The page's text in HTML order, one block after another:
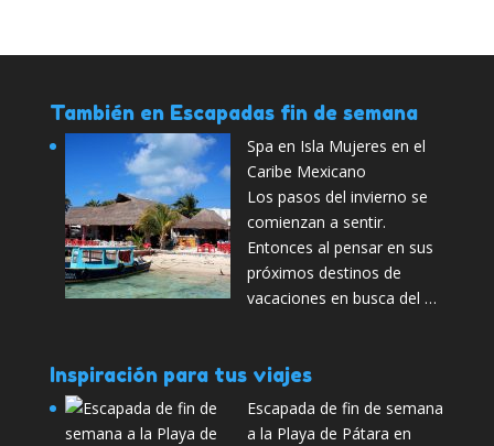
También en Escapadas fin de semana
Spa en Isla Mujeres en el
Caribe Mexicano
Los pasos del invierno se
comienzan a sentir.
Entonces al pensar en sus
próximos destinos de
vacaciones en busca del …
Inspiración para tus viajes
Escapada de fin de semana
a la Playa de Pátara en